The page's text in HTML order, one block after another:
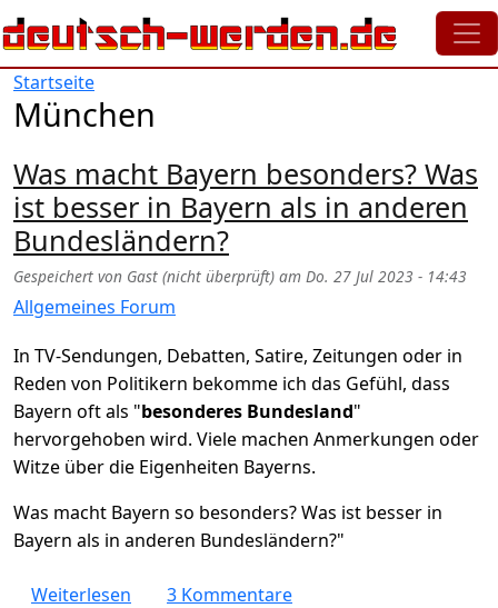
Direkt zum Inhalt
Startseite
München
Was macht Bayern besonders? Was
ist besser in Bayern als in anderen
Bundesländern?
Gespeichert von Gast (nicht überprüft) am Do. 27 Jul 2023 - 14:43
Allgemeines Forum
In TV-Sendungen, Debatten, Satire, Zeitungen oder in
Reden von Politikern bekomme ich das Gefühl, dass
Bayern oft als "besonderes Bundesland"
hervorgehoben wird. Viele machen Anmerkungen oder
Witze über die Eigenheiten Bayerns.
Was macht Bayern so besonders? Was ist besser in
Bayern als in anderen Bundesländern?"
Weiterlesen über Was macht Bayern besonders? Was
3 Kommentare